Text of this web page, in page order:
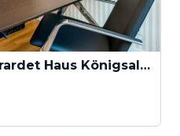
SATELLITE OFFICE Girardet Haus Königsallee - Tagessuite „Graf Adolf“